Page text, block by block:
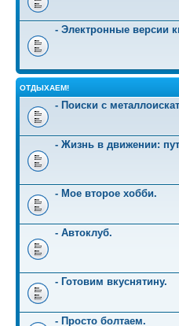
- Электронные версии
ОТДЫХАЕМ!
- Поиски с
- Жизнь в движении:
- Мое второе хобби.
- Автоклуб.
- Готовим вкуснятину.
- Просто болтаем.